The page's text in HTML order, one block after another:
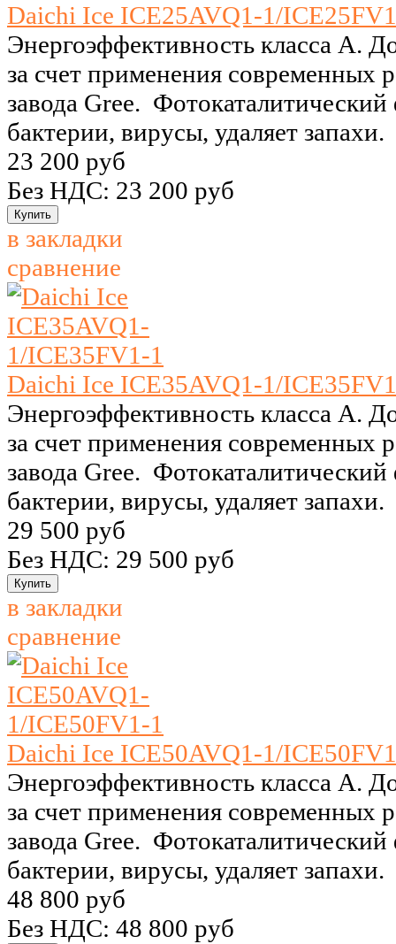
Daichi Ice ICE25AVQ1-1/
Энергоэффективность класса A.
за счет применения современных
завода Gree.
бактерии, вирусы, удаляет
23 200 руб
Без НДС: 23 200 руб
в закладки
сравнение
Daichi Ice ICE35AVQ1-1/
Энергоэффективность класса A.
за счет применения современных
завода Gree.
бактерии, вирусы, удаляет
29 500 руб
Без НДС: 29 500 руб
в закладки
сравнение
Daichi Ice ICE50AVQ1-1/
Энергоэффективность класса A.
за счет применения современных
завода Gree.
бактерии, вирусы, удаляет
48 800 руб
Без НДС: 48 800 руб